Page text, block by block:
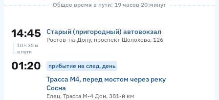
Общее время в пути: 19 часов 20 минут
14:45 Старый (пригородный) автовокзал
Ростов-на-Дону, проспект Шолохова, 126
10 ч 35 м
в пути
01:20 прибытие на след. день
Трасса М4, перед мостом через реку
Сосна
Елец, Трасса М-4 Дон, 381-й км